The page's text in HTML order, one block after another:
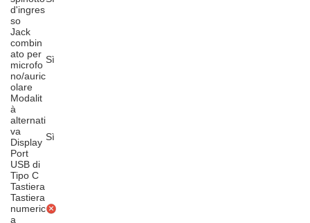
d'ingres
so
Jack
combin
ato per
microfo
no/auric
olare
Sì
Modalit
à
alternati
va
Display
Port
USB di
Tipo C
Sì
Tastiera
Tastiera
numeric
a